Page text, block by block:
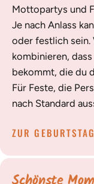
Mottopartys und
Je nach Anlass
oder festlich sein.
kombinieren,
bekommt, die du
Für Feste, die
nach Standard
ZUR